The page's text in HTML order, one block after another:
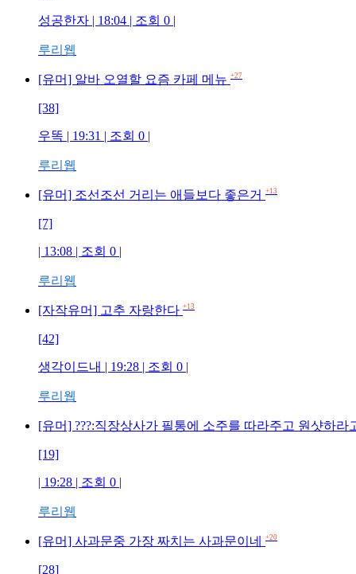
성공한자 | 18:04 | 조회 0 |
루리웹
[유머] 알바 오열할 요즘 카페 메뉴 +27
[38]
우똑 | 19:31 | 조회 0 |
루리웹
[유머] 조선조선 거리는 애들보다 좋은거 +13
[7]
| 13:08 | 조회 0 |
루리웹
[자작유머] 고추 자랑한다 +13
[42]
생각이드내 | 19:28 | 조회 0 |
루리웹
[유머] ???:직장상사가 필통에 소주를 따라주고 원샷하라
[19]
| 19:28 | 조회 0 |
루리웹
[유머] 사과문중 가장 짜치는 사과문이네 +20
[28]